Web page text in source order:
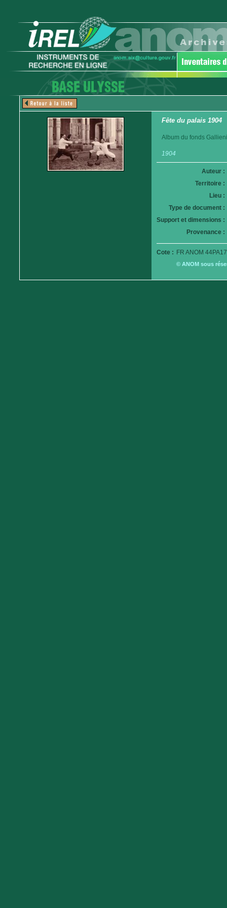
Fête du palais 1904
Album du fonds
1904
Auteur :
Territoire :
Lieu :
Type de document :
Support et dimensions :
Provenance :
Cote : FR ANOM
© ANOM sous